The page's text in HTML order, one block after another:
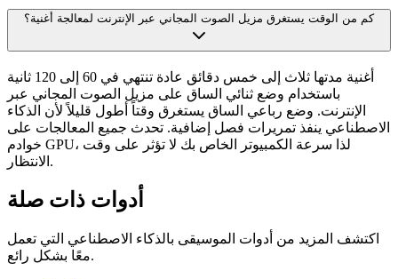
كم من الوقت يستغرق مزيل الصوت المجاني عبر الإنترنت لمعالجة أغنية؟
أغنية مدتها ثلاث إلى خمس دقائق عادة تنتهي في 60 إلى 120 ثانية
باستخدام وضع ثنائي الساق على مزيل الصوت المجاني عبر
الإنترنت. وضع رباعي الساق يستغرق وقتاً أطول قليلاً لأن الذكاء
الاصطناعي ينفذ تمريرات فصل إضافية. تحدث جميع المعالجات على
خوادم GPU، لذا سرعة الكمبيوتر الخاص بك لا تؤثر على وقت
الانتظار.
أدوات ذات صلة
اكتشف المزيد من أدوات الموسيقى بالذكاء الاصطناعي التي تعمل
معًا بشكل رائع.